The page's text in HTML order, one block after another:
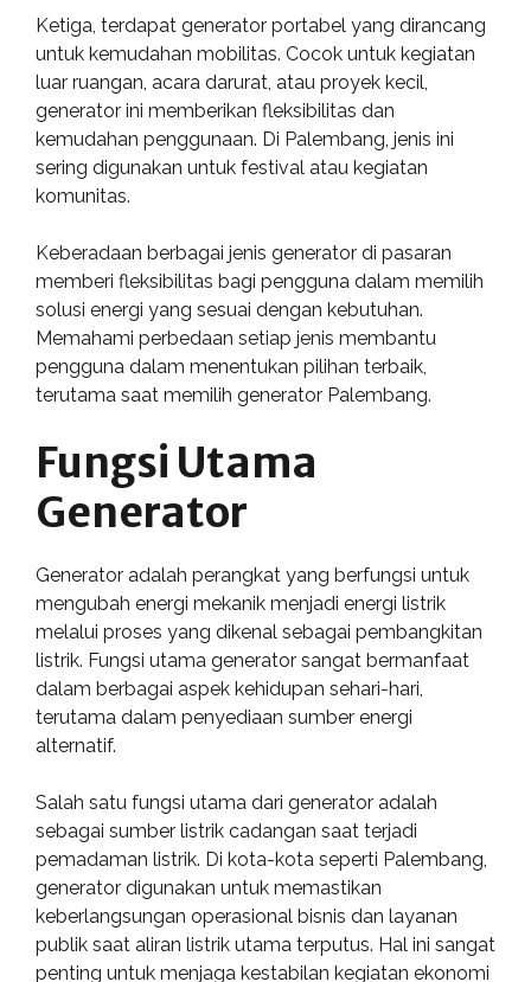
Ketiga, terdapat generator portabel yang dirancang
untuk kemudahan mobilitas. Cocok untuk kegiatan
luar ruangan, acara darurat, atau proyek kecil,
generator ini memberikan fleksibilitas dan
kemudahan penggunaan. Di Palembang, jenis ini
sering digunakan untuk festival atau kegiatan
komunitas.
Keberadaan berbagai jenis generator di pasaran
memberi fleksibilitas bagi pengguna dalam memilih
solusi energi yang sesuai dengan kebutuhan.
Memahami perbedaan setiap jenis membantu
pengguna dalam menentukan pilihan terbaik,
terutama saat memilih generator Palembang.
Fungsi Utama
Generator
Generator adalah perangkat yang berfungsi untuk
mengubah energi mekanik menjadi energi listrik
melalui proses yang dikenal sebagai pembangkitan
listrik. Fungsi utama generator sangat bermanfaat
dalam berbagai aspek kehidupan sehari-hari,
terutama dalam penyediaan sumber energi
alternatif.
Salah satu fungsi utama dari generator adalah
sebagai sumber listrik cadangan saat terjadi
pemadaman listrik. Di kota-kota seperti Palembang,
generator digunakan untuk memastikan
keberlangsungan operasional bisnis dan layanan
publik saat aliran listrik utama terputus. Hal ini sangat
penting untuk menjaga kestabilan kegiatan ekonomi